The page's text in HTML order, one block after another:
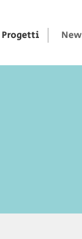
Progetti